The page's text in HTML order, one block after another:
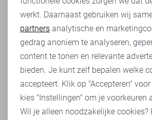
Analytische cookies
Marketing cookies
werkt. Daarnaast gebruiken wij
partners analytische en
gedrag anoniem te analyseren,
content te tonen en relevante
bieden. Je kunt zelf bepalen welke
accepteert. Klik op "Accepteren"
kies "Instellingen" om je voorkeuren
Wil je alleen noodzakelijke cookies?